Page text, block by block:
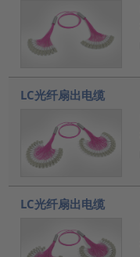
LC光纤扇出电缆
LC光纤扇出电缆